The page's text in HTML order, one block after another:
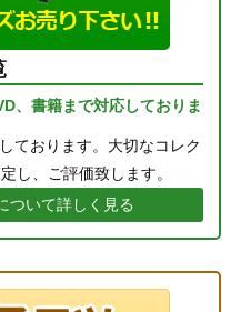
、書籍まで対応しておりま
ております。大切なコレク
し、ご評価致します。
ついて詳しく見る